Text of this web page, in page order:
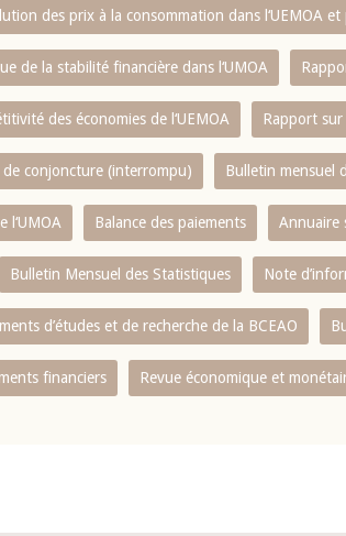
des prix à la consommation dans l‘UEMOA et
de la stabilité financière dans l‘UMOA
des économies de l‘UEMOA Rapport
de conjoncture (interrompu) Bulletin mensuel
l‘UMOA Balance des paiements Annuaire
Bulletin Mensuel des Statistiques Note
d’études et de recherche de la BCEAO
financiers Revue économique et